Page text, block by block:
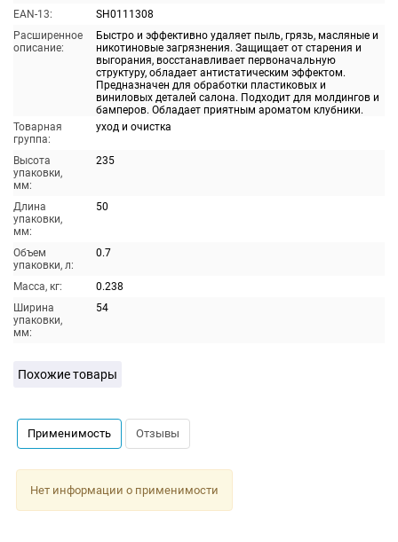
EAN-13:
SH0111308
Расширенное
описание:
Быстро и эффективно удаляет пыль, грязь, масляные и
никотиновые загрязнения. Защищает от старения и
выгорания, восстанавливает первоначальную
структуру, обладает антистатическим эффектом.
Предназначен для обработки пластиковых и
виниловых деталей салона. Подходит для молдингов и
бамперов. Обладает приятным ароматом клубники.
Товарная
группа:
уход и очистка
Высота
упаковки,
мм:
235
Длина
упаковки,
мм:
50
Объем
упаковки, л:
0.7
Масса, кг:
0.238
Ширина
упаковки,
мм:
54
Похожие товары
Применимость Отзывы
Нет информации о применимости